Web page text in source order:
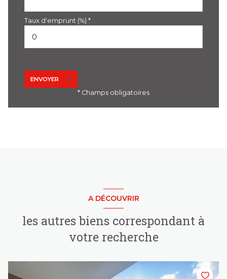
Taux d'emprunt (%) *
ENVOYER
* Champs obligatoires
A DÉCOUVRIR
les autres biens correspondant à
votre recherche